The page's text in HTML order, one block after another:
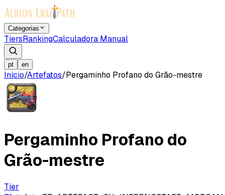
Categorias
TiersRankingCalculadora Manual
pt en
Início/Artefatos/Pergaminho Profano do Grão-mestre
Pergaminho Profano do
Grão-mestre
Tier